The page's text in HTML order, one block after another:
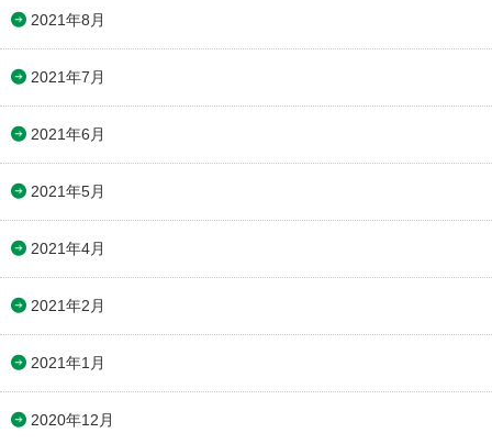
2021年8月
2021年7月
2021年6月
2021年5月
2021年4月
2021年2月
2021年1月
2020年12月